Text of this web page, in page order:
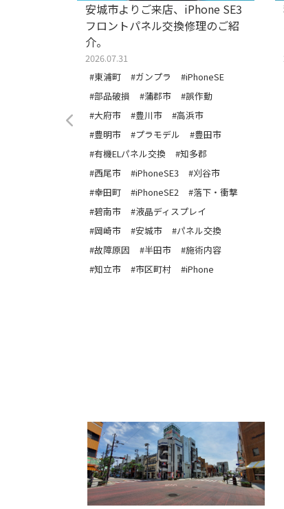
安城市よりご来店、iPhone SE3
フロントパネル交換修理のご紹
介。
2026.07.31
#東浦町
#ガンプラ
#iPhoneSE
#部品破損
#蒲郡市
#誤作動
#大府市
#豊川市
#高浜市
#豊明市
#プラモデル
#豊田市
#有機ELパネル交換
#知多郡
#西尾市
#iPhoneSE3
#刈谷市
#幸田町
#iPhoneSE2
#落下・衝撃
#碧南市
#液晶ディスプレイ
#岡崎市
#安城市
#パネル交換
#故障原因
#半田市
#施術内容
#知立市
#市区町村 #iPhone